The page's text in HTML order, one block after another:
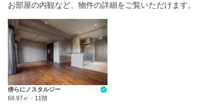
お部屋の内観など、物件の詳細をご覧いただけます。
傍らにノスタルジー
68.97㎡ ・ 11階